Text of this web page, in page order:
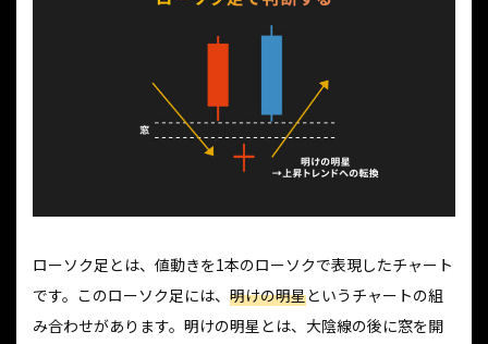
ローソク足とは、値動きを1本のローソクで表現したチャート
です。このローソク足には、 明けの明星というチャートの組
み合わせがあります。明けの明星とは、大陰線の後に窓を開